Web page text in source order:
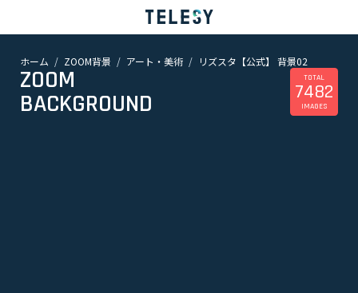
ホーム
ホーム ZOOM背景 アート・美術 リズスタ【公式】 背景02
ZOOM
BACKGROUND
TOTAL
7482
IMAGES